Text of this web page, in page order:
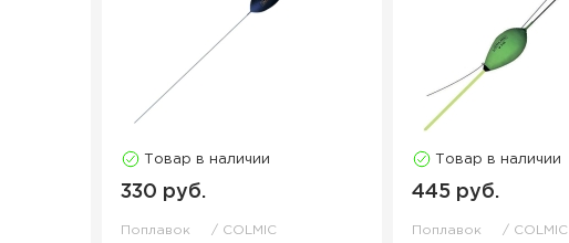
Товар в наличии
330 руб.
Поплавок COLMIC
Товар в наличии
445 руб.
Поплавок COLMIC